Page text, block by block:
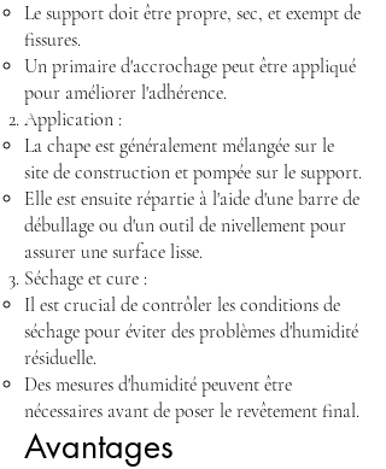
Le support doit être propre, sec, et exempt de
fissures.
Un primaire d'accrochage peut être appliqué
pour améliorer l'adhérence.
Application :
La chape est généralement mélangée sur le
site de construction et pompée sur le support.
Elle est ensuite répartie à l'aide d'une barre de
débullage ou d'un outil de nivellement pour
assurer une surface lisse.
Séchage et cure :
Il est crucial de contrôler les conditions de
séchage pour éviter des problèmes d'humidité
résiduelle.
Des mesures d'humidité peuvent être
nécessaires avant de poser le revêtement final.
Avantages